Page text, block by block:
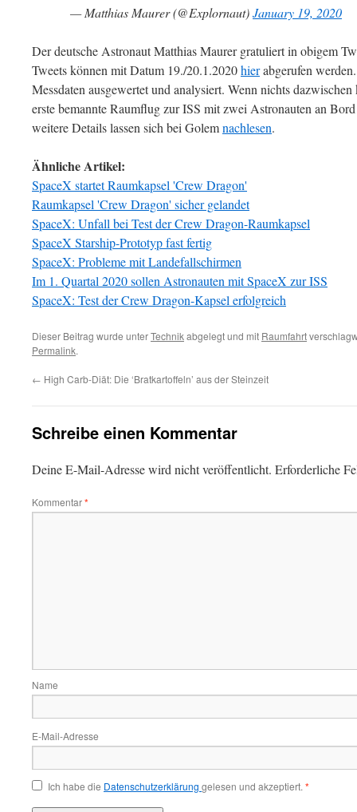
— Matthias Maurer (@Explornaut)January 19, 2020
Der deutsche Astronaut Matthias Maurer gratuliert in obigem
Tweets können mit Datum 19./20.1.2020hierabgerufen
Messdaten ausgewertet und analysiert. Wenn nichts
erste bemannte Raumflug zur ISS mit zwei Astronauten an
weitere Details lassen sich bei Golemnachlesen.
Ähnliche Artikel:
SpaceX startet Raumkapsel 'Crew Dragon'
Raumkapsel 'Crew Dragon' sicher gelandet
SpaceX: Unfall bei Test der Crew Dragon-Raumkapsel
SpaceX Starship-Prototyp fast fertig
SpaceX: Probleme mit Landefallschirmen
Im 1. Quartal 2020 sollen Astronauten mit SpaceX zur ISS
SpaceX: Test der Crew Dragon-Kapsel erfolgreich
Dieser Beitrag wurde unterTechnikabgelegt und mit Raumfahrt
Permalink.
← High Carb-Diät: Die ‘Bratkartoffeln’ aus der Steinzeit
Schreibe einen Kommentar
Deine E-Mail-Adresse wird nicht veröffentlicht. Erforderliche
Kommentar*
Name
E-Mail-Adresse
Ich habe die Datenschutzerklärung gelesen und akzeptiert. *